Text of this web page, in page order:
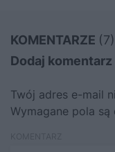
KOMENTARZE (7)
Dodaj komentarz
Twój adres e-mail
Wymagane pola są